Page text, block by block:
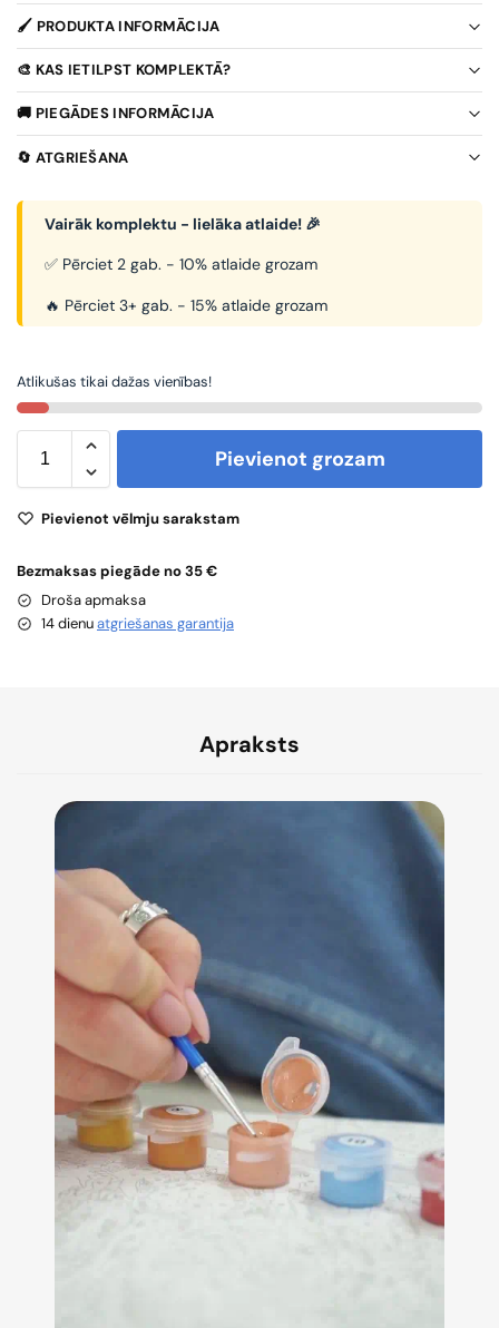
🖌️ PRODUKTA INFORMĀCIJA
🎨 KAS IETILPST KOMPLEKTĀ?
🚚 PIEGĀDES INFORMĀCIJA
🔄 ATGRIEŠANA
Vairāk komplektu - lielāka atlaide! 🎉
✅ Pērciet 2 gab. - 10% atlaide grozam
🔥 Pērciet 3+ gab. - 15% atlaide grozam
Atlikušas tikai dažas vienības!
Pievienot grozam
Pievienot vēlmju sarakstam
Bezmaksas piegāde no 35 €
Droša apmaksa
14 dienuatgriešanas garantija
Apraksts